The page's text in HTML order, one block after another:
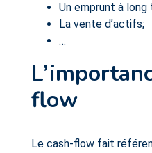
Un emprunt à long
La vente d’actifs;
…
flow
Le cash-flow fait